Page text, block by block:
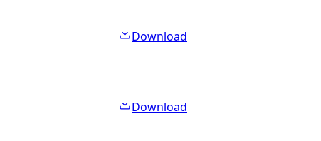
Download
Download